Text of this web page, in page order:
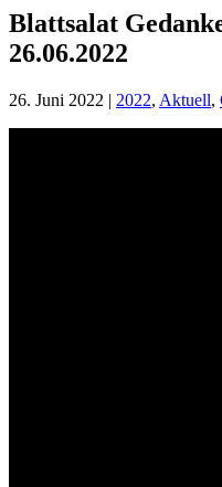
Blattsalat
26.06.2022
26. Juni 2022 | 2022, Aktuell,